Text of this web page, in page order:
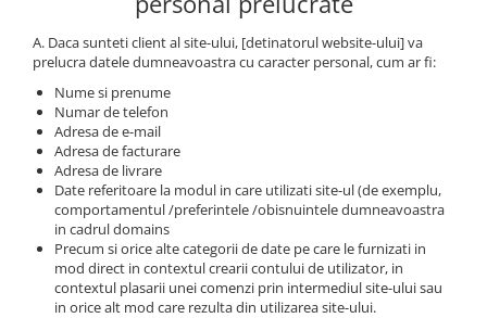
A. Daca sunteti client al site-ului, [detinatorul website-ului] va
prelucra datele dumneavoastra cu caracter personal, cum ar fi:
Nume si prenume
Numar de telefon
Adresa de e-mail
Adresa de facturare
Adresa de livrare
Date referitoare la modul in care utilizati site-ul (de exemplu,
comportamentul /preferintele /obisnuintele dumneavoastra
in cadrul domains
Precum si orice alte categorii de date pe care le furnizati in
mod direct in contextul crearii contului de utilizator, in
contextul plasarii unei comenzi prin intermediul site-ului sau
in orice alt mod care rezulta din utilizarea site-ului.